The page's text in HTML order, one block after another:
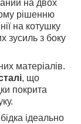
на двох
рішенню
на котушку
зусиль з боку
матеріалів.
, що
покрита
ідеально